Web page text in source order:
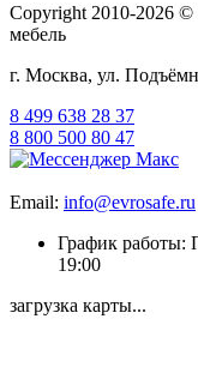
Copyright 2010-2026 ©
мебель
г. Москва, ул.
8 499 638 28 37
8 800 500 80 47
Email: info@evrosafe.ru
График работы:
19:00
загрузка карты...